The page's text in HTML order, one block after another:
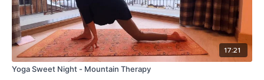
17:21
Yoga Sweet Night - Mountain Therapy